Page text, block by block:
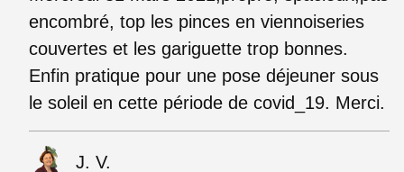
encombré, top les pinces en viennoiseries
couvertes et les gariguette trop bonnes.
Enfin pratique pour une pose déjeuner sous
le soleil en cette période de covid_19. Merci.
J. V.